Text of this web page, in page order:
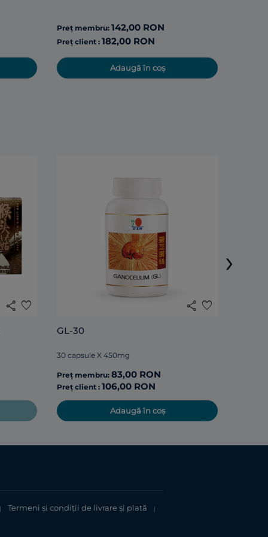
Preț membru:142,00 RON
Preț client :182,00 RON
Adaugă în coș
share favorite share favorite
GL-30
30 capsule X 450mg
Preț membru:83,00 RON
Preț client :106,00 RON
Adaugă în coș
›
| Termeni şi condiții de livrare și plată |